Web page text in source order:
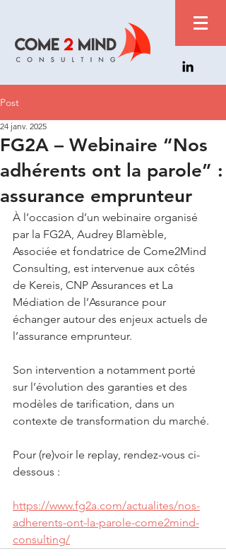
Post
FG2A – Webinaire “Nos
adhérents ont la parole” :
assurance emprunteur
24 janv. 2025
À l’occasion d’un webinaire organisé
par la FG2A, Audrey Blamèble,
Associée et fondatrice de Come2Mind
Consulting, est intervenue aux côtés
de Kereis, CNP Assurances et La
Médiation de l’Assurance pour
échanger autour des enjeux actuels de
l’assurance emprunteur.
Son intervention a notamment porté
sur l’évolution des garanties et des
modèles de tarification, dans un
contexte de transformation du marché.
Pour (re)voir le replay, rendez-vous ci-
dessous :
https://www.fg2a.com/actualites/nos-
adherents-ont-la-parole-come2mind-
consulting/